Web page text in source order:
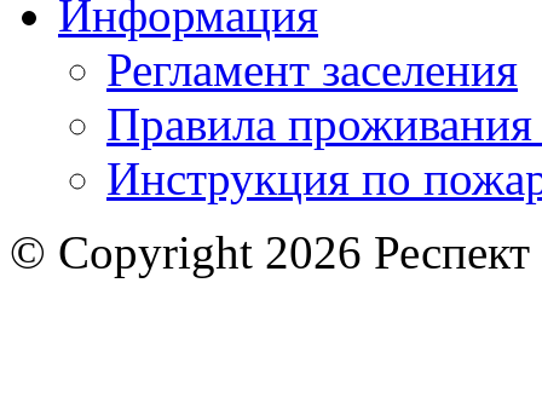
Информация
Регламент заселения
Правила
Инструкция по
© Copyright 2026 Респект